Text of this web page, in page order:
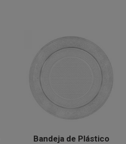
Bandeja de Plástico